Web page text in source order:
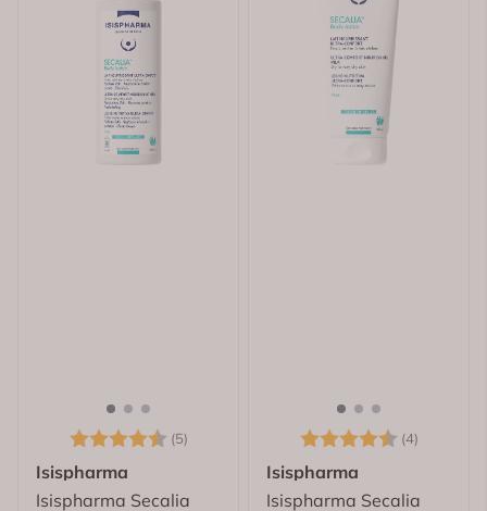
Karakter: (5)
4.6 av 5 mulige
Isispharma
Isispharma Secalia
Karakter: (4)
Isispharma
Isispharma Secalia